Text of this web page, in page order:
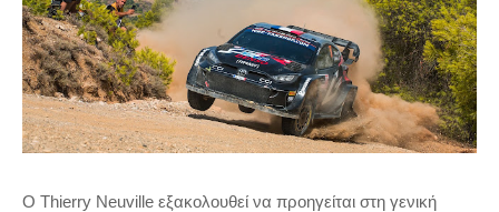
Ο Thierry Neuville εξακολουθεί να προηγείται στη γενική